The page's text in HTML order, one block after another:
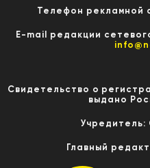
Телефон рекламной
E-mail редакции
Свидетельство о
выдано
Главный